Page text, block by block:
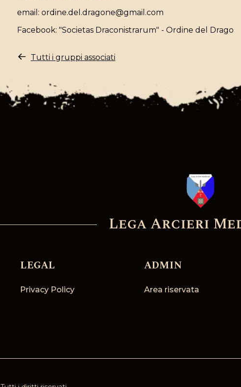
email: ordine.del.dragone@gmail.com
Facebook: "Societas Draconistrarum" - Ordine del Drago
Tutti i gruppi associati
Lega Arcieri
LEGAL
Privacy Policy
ADMIN
Area riservata